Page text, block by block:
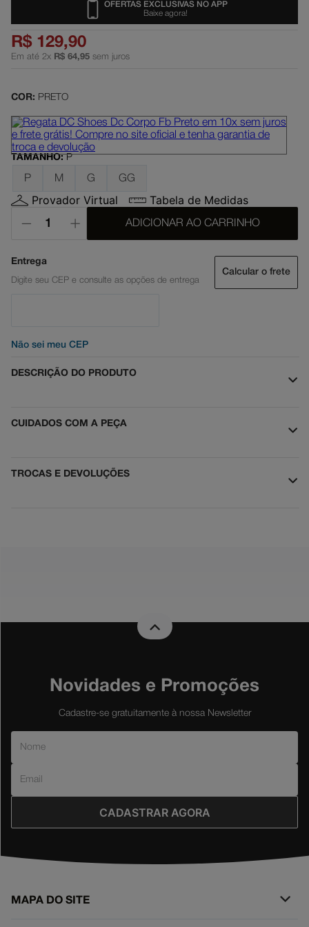
OFERTAS EXCLUSIVAS NO APP
Baixe agora!
R$ 129,90
Em até 2x R$ 64,95 sem juros
COR: PRETO
TAMANHO: P
P M G GG
Provador Virtual Tabela de Medidas
ADICIONAR AO CARRINHO
Não sei meu CEP
Calcular o frete
DESCRIÇÃO DO PRODUTO
CUIDADOS COM A PEÇA
TROCAS E DEVOLUÇÕES
Novidades e Promoções
Cadastre-se gratuitamente à nossa Newsletter
CADASTRAR AGORA
MAPA DO SITE
6º boné
8º mochila
9º court graffik
10º anvil